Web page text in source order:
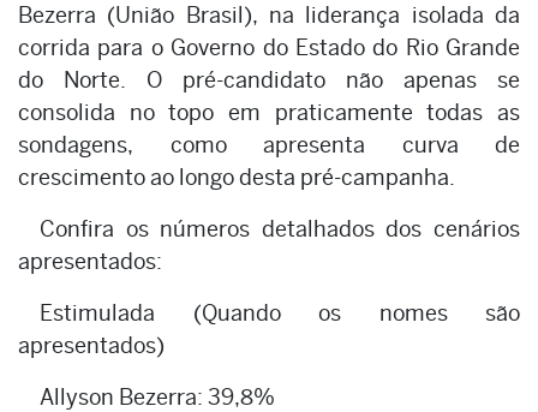
Bezerra (União Brasil), na liderança isolada da
corrida para o Governo do Estado do Rio Grande
do Norte. O pré-candidato não apenas se
consolida no topo em praticamente todas as
sondagens, como apresenta curva de
crescimento ao longo desta pré-campanha.
Confira os números detalhados dos cenários
apresentados:
Estimulada (Quando os nomes são
apresentados)
Allyson Bezerra: 39,8%